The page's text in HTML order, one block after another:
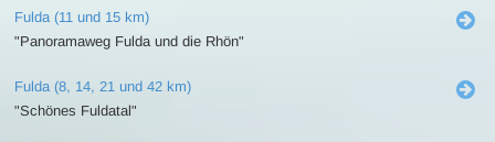
Fulda (11 und 15 km)
"Panoramaweg Fulda und die Rhön"
Fulda (8, 14, 21 und 42 km)
"Schönes Fuldatal"